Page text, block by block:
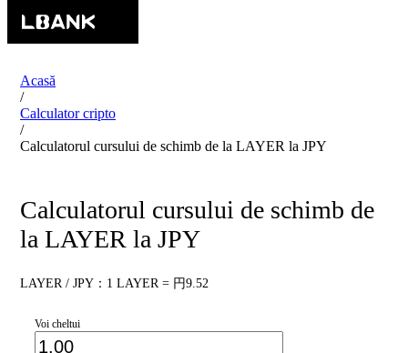
Acasă
/
Calculator cripto
/
Calculatorul cursului de schimb de la LAYER la JPY
Calculatorul cursului de schimb de
la LAYER la JPY
LAYER / JPY：1 LAYER = 円9.52
Voi cheltui